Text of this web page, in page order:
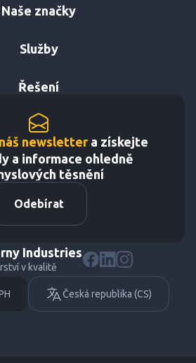
Naše značky
Služby
Řešení
newslettera získejte
a informace ohledně
těsnění
Odebírat
Industries
v kvalitě
Česká republika (CS)